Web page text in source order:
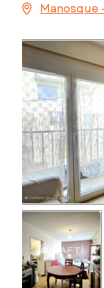
Manosque